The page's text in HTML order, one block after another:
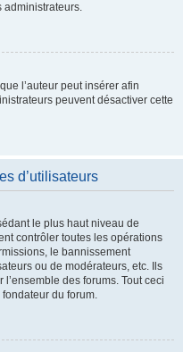
administrateurs.
l’auteur peut insérer afin
peuvent désactiver cette
d’utilisateurs
le plus haut niveau de
contrôler toutes les opérations
le bannissement
ou de modérateurs, etc. Ils
des forums. Tout ceci
du forum.